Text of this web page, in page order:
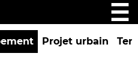
Projet urbain